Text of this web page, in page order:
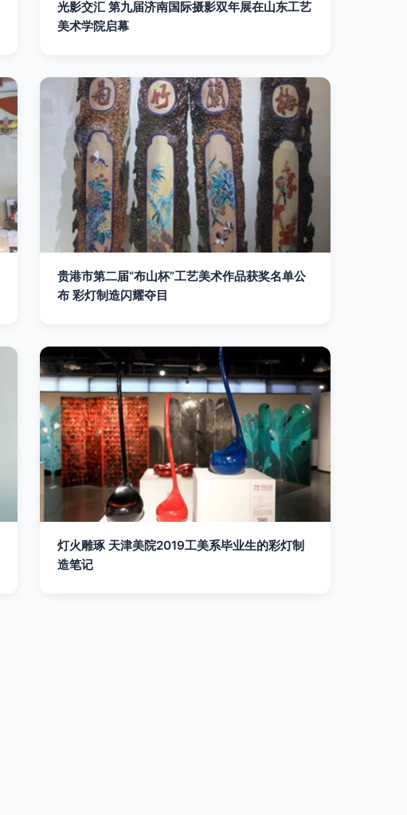
光影交汇 第九届济南国际摄影双年展在山东工艺
美术学院启幕
贵港市第二届“布山杯”工艺美术作品获奖名单公
布 彩灯制造闪耀夺目
灯火雕琢 天津美院2019工美系毕业生的彩灯制
造笔记